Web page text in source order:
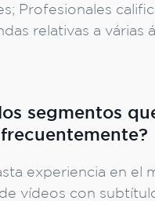
Profesionales
relativas a várias
segmentos
experiencia en el
vídeos con